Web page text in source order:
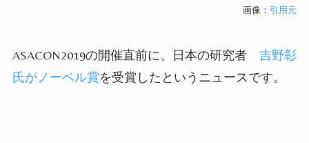
画像： 引用元
ASACON2019の開催直前に、日本の研究者 吉野彰
氏がノーベル賞を受賞したというニュースです。